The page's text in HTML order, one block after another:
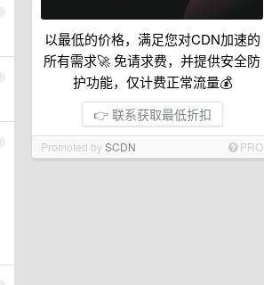
以最低的价格，满足您对CDN加速的
所有需求🚀 免请求费，并提供安全防
护功能，仅计费正常流量💰
👉 联系获取最低折扣
Promoted bySCDN PRO